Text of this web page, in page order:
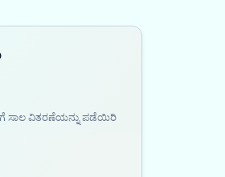
ಸಾಲ ವಿತರಣೆಯನ್ನು ಪಡೆಯಿರಿ